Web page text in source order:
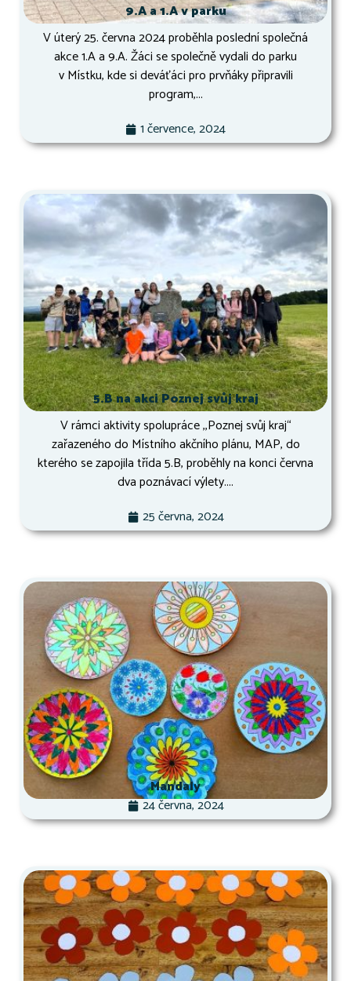
9.A a 1.A v parku
V úterý 25. června 2024 proběhla poslední společná
akce 1.A a 9.A. Žáci se společně vydali do parku
v Místku, kde si deváťáci pro prvňáky připravili
program,...
1 července, 2024
5.B na akci Poznej svůj kraj
V rámci aktivity spolupráce ,,Poznej svůj kraj“
zařazeného do Místního akčního plánu, MAP, do
kterého se zapojila třída 5.B, proběhly na konci června
dva poznávací výlety....
25 června, 2024
Mandaly
24 června, 2024